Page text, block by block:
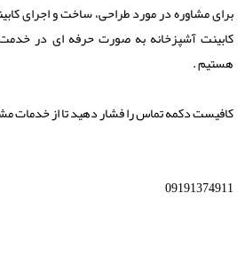
برای مشاوره در مورد طراحی، ساخت و اجرای
کابینت آشپزخانه به صورت حرفه ای در خدمت
هستیم .
کافیست دکمه تماس را فشار دهید تا از خدمات
09191374911